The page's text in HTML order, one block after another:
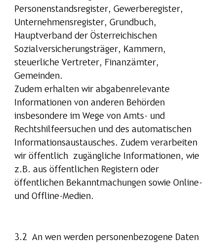
Personenstandsregister, Gewerberegister,
Unternehmensregister, Grundbuch,
Hauptverband der Österreichischen
Sozialversicherungsträger, Kammern,
steuerliche Vertreter, Finanzämter,
Gemeinden.
Zudem erhalten wir abgabenrelevante
Informationen von anderen Behörden
insbesondere im Wege von Amts- und
Rechtshilfeersuchen und des automatischen
Informationsaustausches. Zudem verarbeiten
wir öffentlich zugängliche Informationen, wie
z.B. aus öffentlichen Registern oder
öffentlichen Bekanntmachungen sowie Online-
und Offline-Medien.
3.2 An wen werden personenbezogene Daten